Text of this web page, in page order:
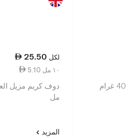
25.50 لكل
5.10 ١٠ مل
مل
المزيد